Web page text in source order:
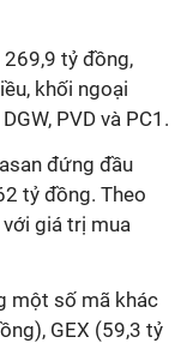
tỷ đồng,
khối ngoại
PVD và PC1.
đứng đầu
tỷ đồng. Theo
với giá trị mua
một số mã khác
GEX (59,3 tỷ